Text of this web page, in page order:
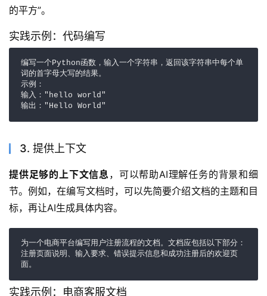
的平方”。
实践示例：代码编写
编写一个Python函数，输入一个字符串，返回该字符串中每个单
词的首字母大写的结果。
示例：
输入："hello world"
输出："Hello World"
3. 提供上下文
提供足够的上下文信息 ，可以帮助AI理解任务的背景和细
节。例如，在编写文档时，可以先简要介绍文档的主题和目
标，再让AI生成具体内容。
为一个电商平台编写用户注册流程的文档。文档应包括以下部分：
注册页面说明、输入要求、错误提示信息和成功注册后的欢迎页
面。
实践示例：电商客服文档